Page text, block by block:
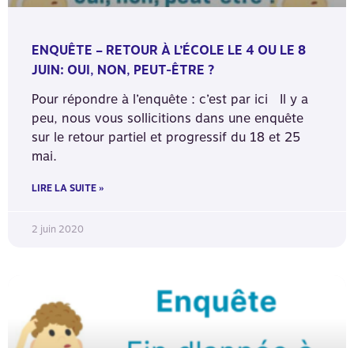
ENQUÊTE – RETOUR À L’ÉCOLE LE 4 OU LE 8
JUIN: OUI, NON, PEUT-ÊTRE ?
Pour répondre à l’enquête : c’est par ici Il y a
peu, nous vous sollicitions dans une enquête
sur le retour partiel et progressif du 18 et 25
mai.
LIRE LA SUITE »
2 juin 2020